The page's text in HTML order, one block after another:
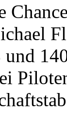
und